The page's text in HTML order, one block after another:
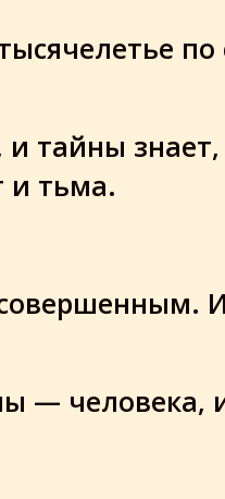
по
тайны
и тьма.
— человека,